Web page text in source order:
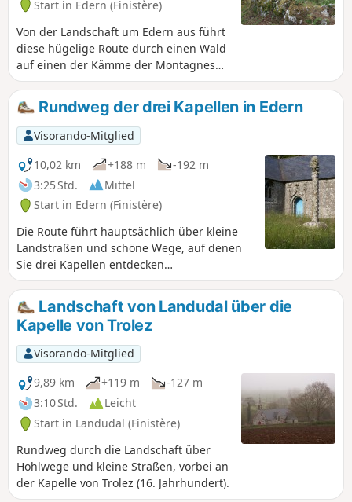
Start in Edern (Finistère)
Von der Landschaft um Edern aus führt
diese hügelige Route durch einen Wald
auf einen der Kämme der Montagnes
Noires und einen der höchsten Punkte,
von wo aus man einen weiten Blick über
den Westen des Bassin de Châteaulin
bis zum Meer hat. Die Route führt durch
den „Jardin Picart”, einen botanischen
Garten an einem felsigen Hang, der das
Ergebnis langjähriger Arbeit eines
Enthusiasten ist. Entdecken Sie das
Kulturerbe zweier Kapellen, eines
Brunnens, eines Waschhauses und
einer alten Korbmacherei.
Rundweg der drei Kapellen in Edern
Visorando-Mitglied
10,02 km
+188 m
-192 m
3:25 Std.
Mittel
Start in Edern (Finistère)
Die Route führt hauptsächlich über kleine
Landstraßen und schöne Wege, auf denen
Sie drei Kapellen entdecken
können.Weitläufige Panoramablicke auf die
Montagnes Noires.
Landschaft von Landudal über die
Kapelle von Trolez
Visorando-Mitglied
9,89 km
+119 m
-127 m
3:10 Std.
Leicht
Start in Landudal (Finistère)
Rundweg durch die Landschaft über
Hohlwege und kleine Straßen, vorbei an
der Kapelle von Trolez (16. Jahrhundert).